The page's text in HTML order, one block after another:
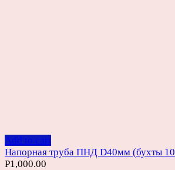
Add to cart
Напорная труба ПНД D40мм (бухты
Р1,000.00